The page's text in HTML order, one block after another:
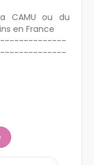
CAMU ou du
en France